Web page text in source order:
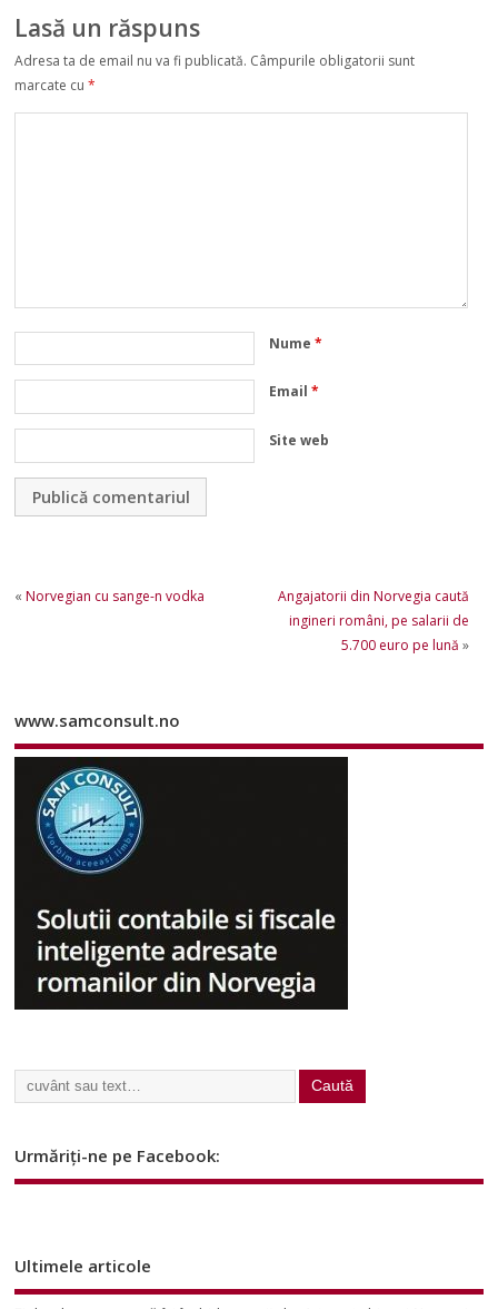
Lasă un răspuns
Adresa ta de email nu va fi publicată. Câmpurile obligatorii sunt
marcate cu*
Nume*
Email*
Site web
«Norvegian cu sange-n vodka
Angajatorii din Norvegia caută
ingineri români, pe salarii de
5.700 euro pe lună »
www.samconsult.no
Urmăriți-ne pe Facebook:
Ultimele articole